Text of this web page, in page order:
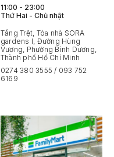
11:00 - 23:00
Thứ Hai - Chủ nhật
Tầng Trệt, Tòa nhà SORA
gardens I, Đường Hùng
Vương, Phường Bình Dương,
Thành phố Hồ Chí Minh
0274 380 3555/ 093 752
6169